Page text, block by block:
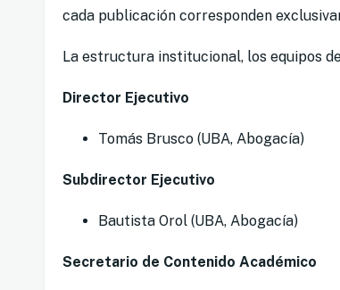
cada publicación corresponden
La estructura institucional, los equipos
Director Ejecutivo
Tomás Brusco (UBA, Abogacía)
Subdirector Ejecutivo
Bautista Orol (UBA, Abogacía)
Secretario de Contenido Académico